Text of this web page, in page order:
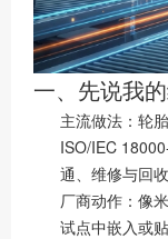
一、先说我
主流做法：轮
ISO/IEC
通、维修与回
厂商动作：像
试点中嵌入或